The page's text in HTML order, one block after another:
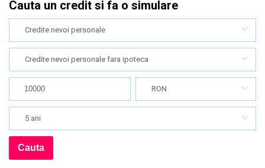
Cauta un credit si fa o simulare
Credite nevoi personale
Credite nevoi personale fara ipoteca
RON
5 ani